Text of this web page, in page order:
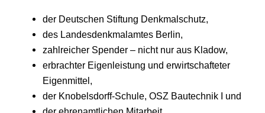
der Deutschen Stiftung Denkmalschutz,
des Landesdenkmalamtes Berlin,
zahlreicher Spender – nicht nur aus Kladow,
erbrachter Eigenleistung und erwirtschafteter
Eigenmittel,
der Knobelsdorff-Schule, OSZ Bautechnik I und